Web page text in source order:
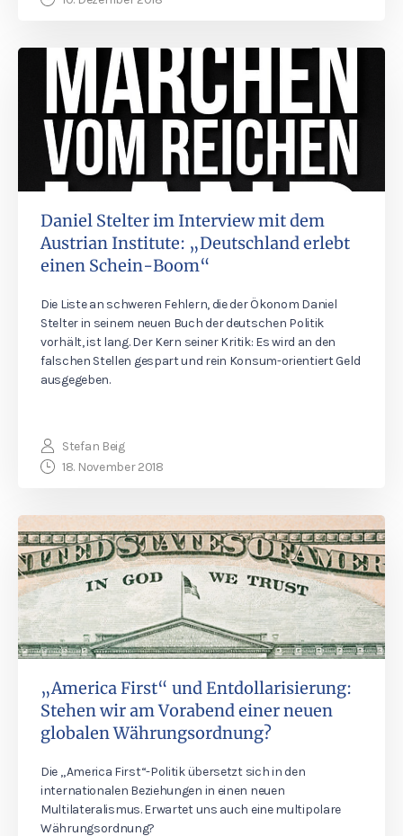
Daniel Stelter im Interview mit dem
Austrian Institute: „Deutschland erlebt
einen Schein-Boom“
Die Liste an schweren Fehlern, die der Ökonom Daniel
Stelter in seinem neuen Buch der deutschen Politik
vorhält, ist lang. Der Kern seiner Kritik: Es wird an den
falschen Stellen gespart und rein Konsum-orientiert Geld
ausgegeben.
Stefan Beig
18. November 2018
„America First“ und Entdollarisierung:
Stehen wir am Vorabend einer neuen
globalen Währungsordnung?
Die „America First“-Politik übersetzt sich in den
internationalen Beziehungen in einen neuen
Multilateralismus. Erwartet uns auch eine multipolare
Währungsordnung?